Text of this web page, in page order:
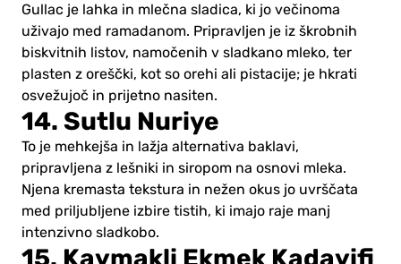
Gullac je lahka in mlečna sladica, ki jo večinoma
uživajo med ramadanom. Pripravljen je iz škrobnih
biskvitnih listov, namočenih v sladkano mleko, ter
plasten z oreščki, kot so orehi ali pistacije; je hkrati
osvežujoč in prijetno nasiten.
14. Sutlu Nuriye
To je mehkejša in lažja alternativa baklavi,
pripravljena z lešniki in siropom na osnovi mleka.
Njena kremasta tekstura in nežen okus jo uvrščata
med priljubljene izbire tistih, ki imajo raje manj
intenzivno sladkobo.